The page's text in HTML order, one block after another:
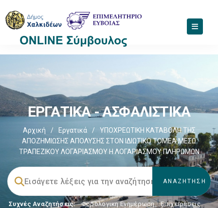
ΕΡΓΑΤΙΚΑ - ΑΣΦΑΛΙΣΤΙΚΑ
Αρχική / Εργατικά /
YΠΟΧΡΕΩΤΙΚΗ ΚΑΤΑΒΟΛΗ ΤΗΣ
ΑΠΟΖΗΜΙΩΣΗΣ ΑΠΟΛΥΣΗΣ ΣΤΟΝ ΙΔΙΩΤΙΚΟ ΤΟΜΕΑ ΜΕΣΩ
ΤΡΑΠΕΖΙΚΟΥ ΛΟΓΑΡΙΑΣΜΟΥ Η ΛΟΓΑΡΙΑΣΜΟΥ ΠΛΗΡΩΜΩΝ
Συχνές Αναζητήσεις: Φορολογικη Ενημέρωση, Επιχειρήσεις